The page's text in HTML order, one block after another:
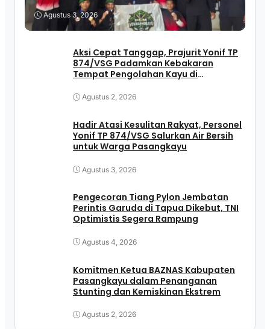
Agustus 3, 2026
Aksi Cepat Tanggap, Prajurit Yonif TP
874/VSG Padamkan Kebakaran
Tempat Pengolahan Kayu di
Agustus 2, 2026
Hadir Atasi Kesulitan Rakyat, Personel
Yonif TP 874/VSG Salurkan Air Bersih
untuk Warga Pasangkayu
Agustus 3, 2026
Pengecoran Tiang Pylon Jembatan
Perintis Garuda di Tapua Dikebut, TNI
Optimistis Segera Rampung
Agustus 4, 2026
Komitmen Ketua BAZNAS Kabupaten
Pasangkayu dalam Penanganan
Stunting dan Kemiskinan Ekstrem
Agustus 2, 2026